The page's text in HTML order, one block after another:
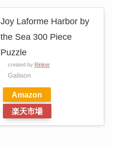
Joy Laforme Harbor by
the Sea 300 Piece
Puzzle
created by Rinker
Galison
Amazon
楽天市場